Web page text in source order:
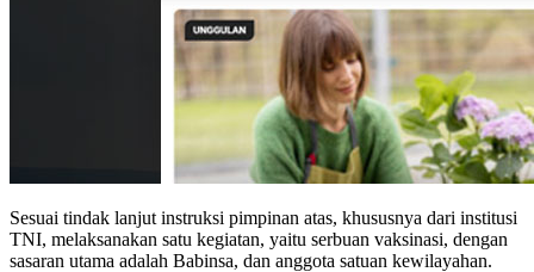
Sesuai tindak lanjut instruksi pimpinan atas, khususnya dari institusi
TNI, melaksanakan satu kegiatan, yaitu serbuan vaksinasi, dengan
sasaran utama adalah Babinsa, dan anggota satuan kewilayahan.